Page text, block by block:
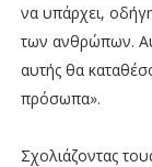
να υπάρχει,
των ανθρώπων.
αυτής θα
πρόσωπα».
Σχολιάζοντας